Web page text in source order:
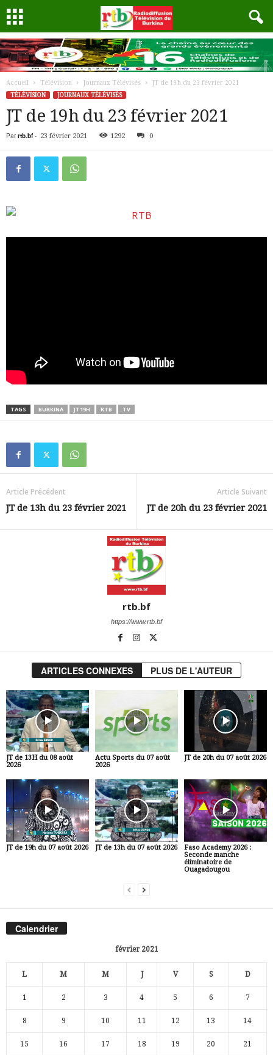
Accueil Télévision Journaux Télévisés
JT de 19h du 23 février 2021
TÉLÉVISION
JOURNAUX TÉLÉVISÉS
JT de 19h du 23 février 2021
Par rtb.bf- 23 février 2021 1292 0
TAGS BURKINA JT19H RTB TV
Article Précédent
JT de 13h du 23 février 2021
Article Suivant
JT de 20h du 23 février 2021
rtb.bf
https://www.rtb.bf
ARTICLES CONNEXES PLUS DE L'AUTEUR
JT de 13H du 08 août
2026
Actu Sports du 07 août
2026
JT de 20h du 07 août 2026
JT de 19h du 07 août 2026 JT de 13h du 07 août 2026
Faso Academy 2026 :
Seconde manche
éliminatoire de
Ouagadougou
Calendrier
février 2021
L M M J V S D
1 2 3 4 5 6 7
8 9 10 11 12 13 14
15 16 17 18 19 20 21